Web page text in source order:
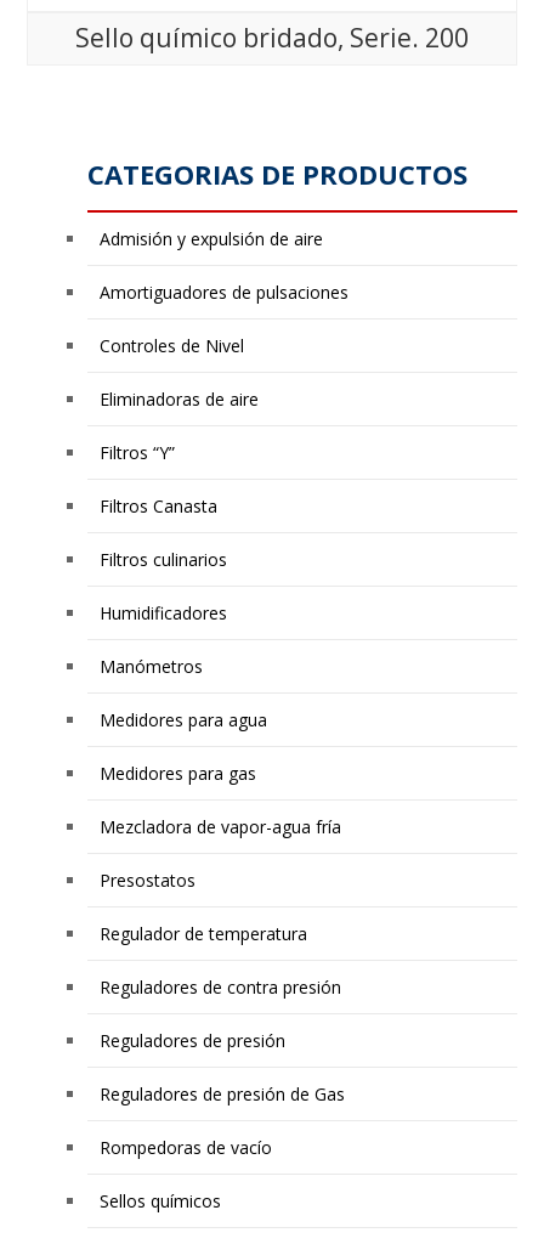
Sello químico bridado, Serie. 200
CATEGORIAS DE PRODUCTOS
Admisión y expulsión de aire
Amortiguadores de pulsaciones
Controles de Nivel
Eliminadoras de aire
Filtros “Y”
Filtros Canasta
Filtros culinarios
Humidificadores
Manómetros
Medidores para agua
Medidores para gas
Mezcladora de vapor-agua fría
Presostatos
Regulador de temperatura
Reguladores de contra presión
Reguladores de presión
Reguladores de presión de Gas
Rompedoras de vacío
Sellos químicos